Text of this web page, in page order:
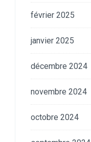
février 2025
janvier 2025
décembre 2024
novembre 2024
octobre 2024